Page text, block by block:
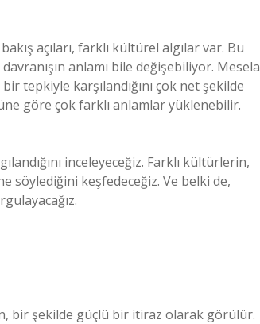
açıları, farklı kültürel algılar var. Bu
anlamı bile değişebiliyor.
tepkiyle karşılandığını çok net şekilde
göre çok farklı anlamlar yüklenebilir.
inceleyeceğiz. Farklı kültürlerin,
söylediğini keşfedeceğiz. Ve belki de,
bir şekilde güçlü bir itiraz olarak görülür.